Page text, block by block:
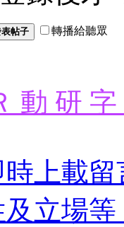
帖子 轉播給聽眾
動 研
上載
立場